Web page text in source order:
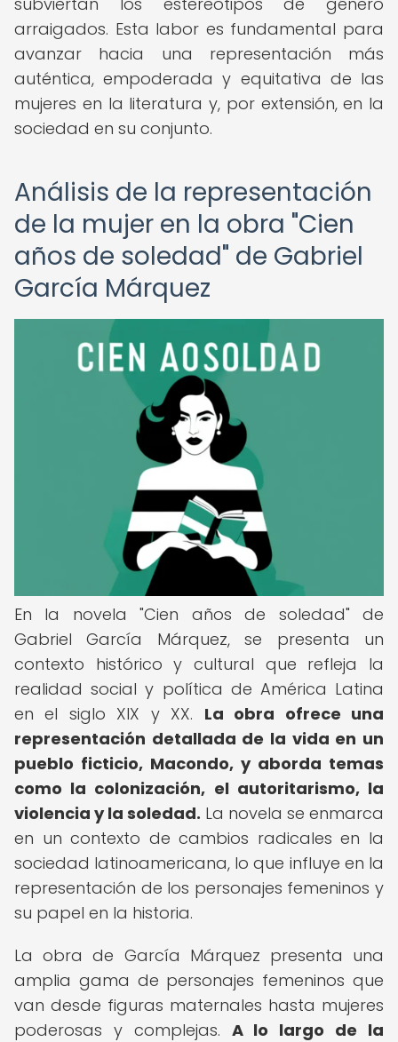
arraigados. Esta labor es fundamental para
avanzar hacia una representación más
auténtica, empoderada y equitativa de las
mujeres en la literatura y, por extensión, en la
sociedad en su conjunto.
Análisis de la representación
de la mujer en la obra "Cien
años de soledad" de Gabriel
García Márquez
En la novela "Cien años de soledad" de
Gabriel García Márquez, se presenta un
contexto histórico y cultural que refleja la
realidad social y política de América Latina
en el siglo XIX y XX. La obra ofrece una
representación detallada de la vida en un
pueblo ficticio, Macondo, y aborda temas
como la colonización, el autoritarismo, la
violencia y la soledad. La novela se enmarca
en un contexto de cambios radicales en la
sociedad latinoamericana, lo que influye en la
representación de los personajes femeninos y
su papel en la historia.
La obra de García Márquez presenta una
amplia gama de personajes femeninos que
van desde figuras maternales hasta mujeres
poderosas y complejas. A lo largo de la